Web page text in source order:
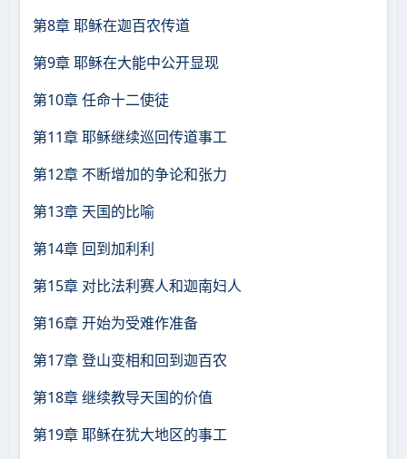
第8章 耶稣在迦百农传道
第9章 耶稣在大能中公开显现
第10章 任命十二使徒
第11章 耶稣继续巡回传道事工
第12章 不断增加的争论和张力
第13章 天国的比喻
第14章 回到加利利
第15章 对比法利赛人和迦南妇人
第16章 开始为受难作准备
第17章 登山变相和回到迦百农
第18章 继续教导天国的价值
第19章 耶稣在犹大地区的事工